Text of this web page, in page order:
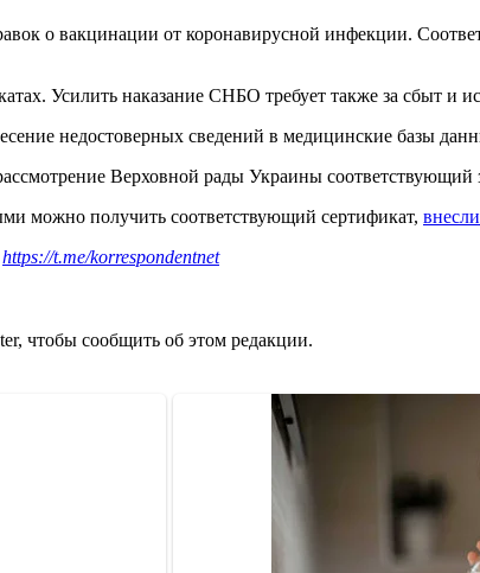
о вакцинации от коронавирусной инфекции.
Усилить наказание СНБО требует также за сбыт и
недостоверных сведений в медицинские базы
Верховной рады Украины соответствующий
можно получить соответствующий сертификат,
https://t.me/korrespondentnet
чтобы сообщить об этом редакции.